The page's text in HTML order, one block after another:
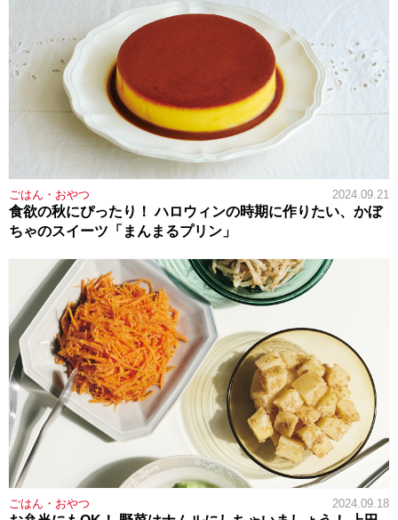
ごはん・おやつ 2024.09.21
食欲の秋にぴったり！ ハロウィンの時期に作りたい、かぼ
ちゃのスイーツ「まんまるプリン」
ごはん・おやつ 2024.09.18